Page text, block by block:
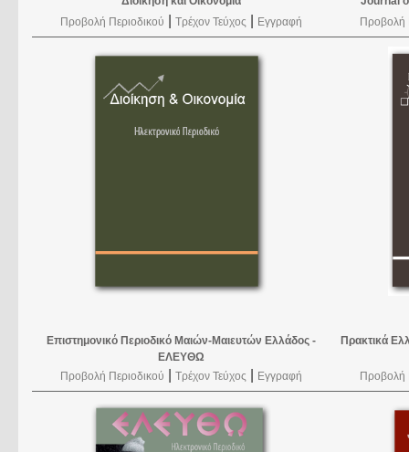
Προβολή Περιοδικού
|Τρέχον Τεύχος Εγγραφή
Προβολή
Επιστημονικό Περιοδικό Μαιών-Μαιευτών Ελλάδος -
ΕΛΕΥΘΩ
Προβολή Περιοδικού
|Τρέχον Τεύχος Εγγραφή
Πρακτικά
Προβολή